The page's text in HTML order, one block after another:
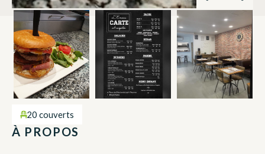
20 couverts
À PROPOS